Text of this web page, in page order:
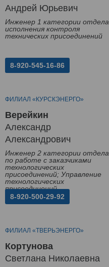
Андрей Юрьевич
Инженер 1 категории отдела
исполнения контроля
технических присоединений
8-920-545-16-86
ФИЛИАЛ «КУРСКЭНЕРГО»
Верейкин
Александр
Александрович
Инженер 2 категории отдела
по работе с заказчиками
технологических
присоединений; Управление
технологических
присоединений
8-920-500-29-92
ФИЛИАЛ «ТВЕРЬЭНЕРГО»
Кортунова
Светлана Николаевна